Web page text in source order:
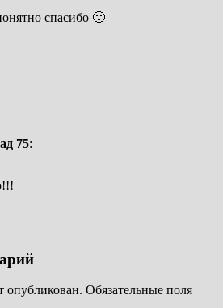
спасибо 🙂
75:
опубликован. Обязательные поля